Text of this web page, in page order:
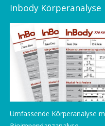
Inbody Körperanalyse
Umfassende Körperanalyse